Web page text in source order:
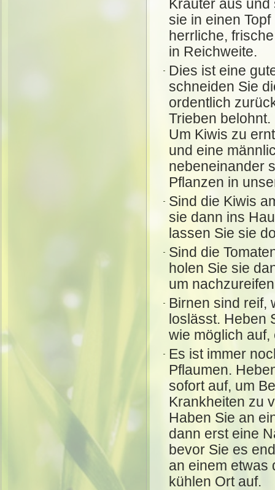
Kräuter aus
sie in einen
herrliche,
in Reichweite.
Dies ist eine
schneiden Sie
ordentlich
Trieben belohnt.
Um Kiwis zu
und eine
nebeneinander
Pflanzen in
Sind die Kiwis
sie dann ins
lassen Sie sie
Sind die
holen Sie sie
um
Birnen sind reif,
loslässt. Heben
wie möglich
Es ist immer
Pflaumen.
sofort auf, um
Krankheiten zu
Haben Sie an
dann erst eine
bevor Sie es
an einem etwas
kühlen Ort auf.